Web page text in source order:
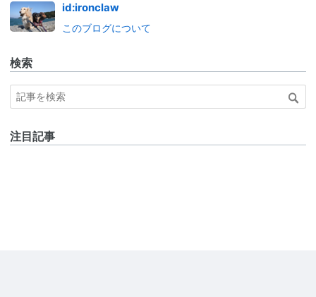
id:ironclaw
このブログについて
検索
注目記事